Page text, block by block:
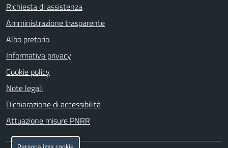
Richiesta di assistenza
Amministrazione trasparente
Albo pretorio
Informativa privacy
Cookie policy
Note legali
Dichiarazione di accessibilità
Attuazione misure PNRR